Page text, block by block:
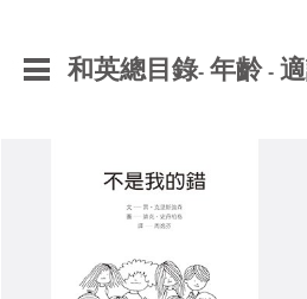
和英總目錄- 年齡 -